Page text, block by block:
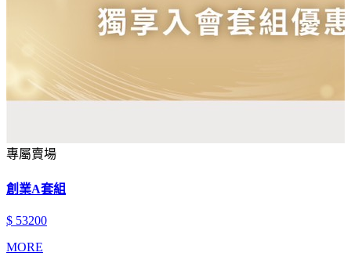
專屬賣場
創業A套組
$ 53200
MORE